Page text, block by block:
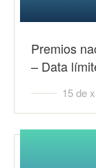
Premios
– Data
15 de